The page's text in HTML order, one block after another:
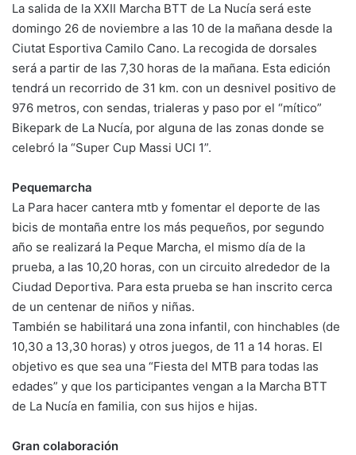
La salida de la XXII Marcha BTT de La Nucía será este
domingo 26 de noviembre a las 10 de la mañana desde la
Ciutat Esportiva Camilo Cano. La recogida de dorsales
será a partir de las 7,30 horas de la mañana. Esta edición
tendrá un recorrido de 31 km. con un desnivel positivo de
976 metros, con sendas, trialeras y paso por el “mítico”
Bikepark de La Nucía, por alguna de las zonas donde se
celebró la “Super Cup Massi UCI 1”.
Pequemarcha
La Para hacer cantera mtb y fomentar el deporte de las
bicis de montaña entre los más pequeños, por segundo
año se realizará la Peque Marcha, el mismo día de la
prueba, a las 10,20 horas, con un circuito alrededor de la
Ciudad Deportiva. Para esta prueba se han inscrito cerca
de un centenar de niños y niñas.
También se habilitará una zona infantil, con hinchables (de
10,30 a 13,30 horas) y otros juegos, de 11 a 14 horas. El
objetivo es que sea una “Fiesta del MTB para todas las
edades” y que los participantes vengan a la Marcha BTT
de La Nucía en familia, con sus hijos e hijas.
Gran colaboración